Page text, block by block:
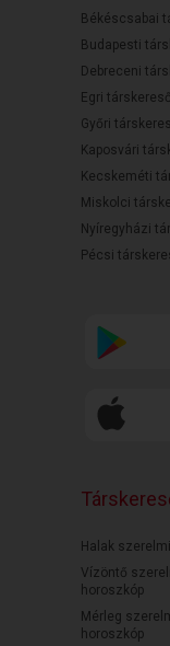
Békéscsabai
Budapesti
Debreceni
Egri társkereső
Győri
Kaposvári
Kecskeméti
Miskolci
Nyíregyházi
Pécsi
Halak
Vízöntő
horoszkóp
Mérleg
horoszkóp